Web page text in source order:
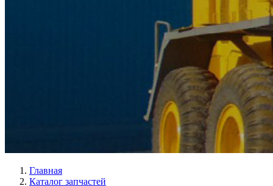
Главная
Каталог запчастей